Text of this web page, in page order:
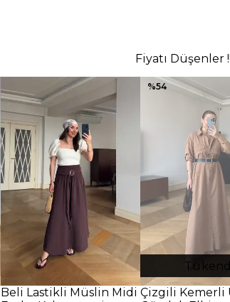
Fiyatı Düşenler !!
Beli Lastikli Müslin Midi
%54
Çizgili Kemerli